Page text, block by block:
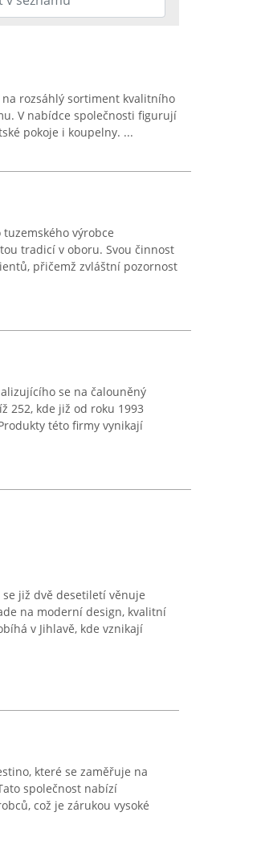
na rozsáhlý sortiment kvalitního
V nabídce společnosti figurují
pokoje i koupelny. ...
výrobce
tradicí v oboru. Svou činnost
přičemž zvláštní pozornost
se na čalouněný
252, kde již od roku 1993
této firmy vynikají
již dvě desetiletí věnuje
na moderní design, kvalitní
v Jihlavě, kde vznikají
které se zaměřuje na
společnost nabízí
což je zárukou vysoké